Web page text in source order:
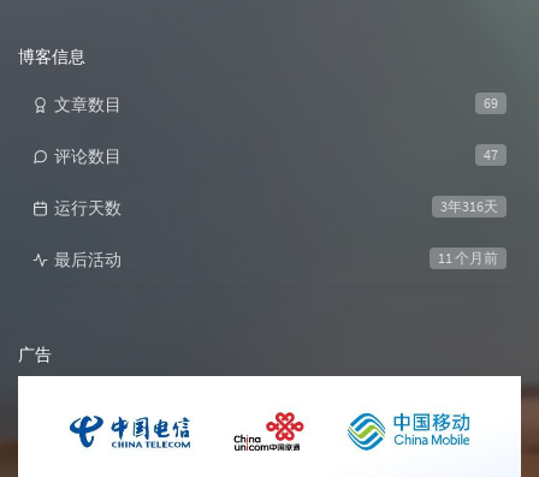
博客信息
69
文章数目
47
评论数目
3年316天
运行天数
11 个月前
最后活动
广告